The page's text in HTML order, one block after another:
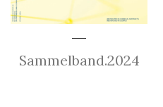
Sammelband.2024